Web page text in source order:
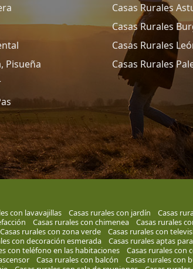
Pisueña
Casas Rurales
Casas Rurales
Casas Rurales
Casas Rurales
con lavavajillas Casas rurales con jardín
Casas
Casas rurales con chimenea
Casas rurales
Casas rurales con zona verde
Casas rurales con
con decoración esmerada Casas rurales aptas
con teléfono en las habitaciones
Casas rurales con
Casa rurales con balcón Casas rurales con